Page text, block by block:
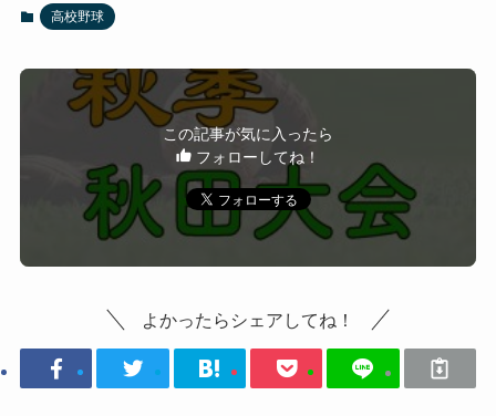
高校野球
この記事が気に入ったら
フォローしてね！
よかったらシェアしてね！